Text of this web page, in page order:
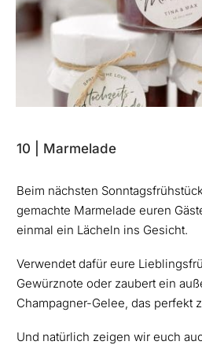
10 | Marmelade
Beim nächsten
gemachte Marmelade euren
einmal ein Lächeln ins Gesicht.
Verwendet dafür eure
Gewürznote oder zaubert ein
Champagner-Gelee, das perfekt
Und natürlich zeigen wir euch